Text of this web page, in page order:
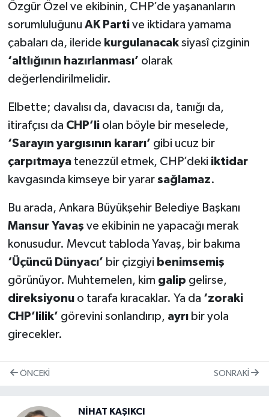
Özgür Özel ve ekibinin, CHP’de yaşananların
sorumluluğunu AK Partive iktidara yamama
çabaları da, ileride kurgulanacaksiyasî çizginin
‘altlığının hazırlanması’ olarak
değerlendirilmelidir.
Elbette; davalısı da, davacısı da, tanığı da,
itirafçısı da CHP’li olan böyle bir meselede,
‘Sarayın yargısının kararı’ gibi ucuz bir
çarpıtmayatenezzül etmek, CHP’deki iktidar
kavgasında kimseye bir yarar sağlamaz.
Bu arada, Ankara Büyükşehir Belediye Başkanı
Mansur Yavaş ve ekibinin ne yapacağı merak
konusudur. Mevcut tabloda Yavaş, bir bakıma
‘Üçüncü Dünyacı’ bir çizgiyi benimsemiş
görünüyor. Muhtemelen, kim galip gelirse,
direksiyonuo tarafa kıracaklar. Ya da ‘zoraki
CHP’lilik’ görevini sonlandırıp, ayrıbir yola
girecekler.
ÖNCEKI SONRAKI
NİHAT KAŞIKCI